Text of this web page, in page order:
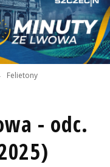
Felietony
- odc.